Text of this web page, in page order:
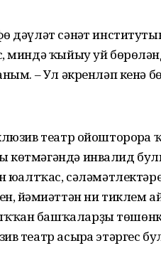
дәүләт сәнғәт
миндә ҡыйыу уй
– Ул әкренләп кенә
театр ойошторорға
инвалид
юғалтҡас,
йәмғиәттән ни
башҡаларҙы
театр асырға этәргес